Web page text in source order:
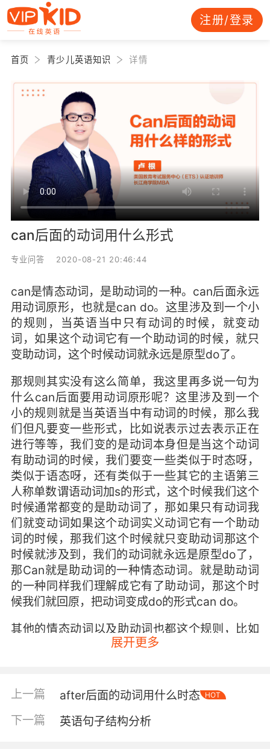
注册/登录
首页 青少儿英语知识 详情
can后面的动词用什么形式
专业问答 2020-08-21 20:46:44
can是情态动词，是助动词的一种。can后面永远
用动词原形，也就是can do。这里涉及到一个小
的规则，当英语当中只有动词的时候，就变动
词，如果这个动词它有一个助动词的时候，就只
变助动词，这个时候动词就永远是原型do了。
那规则其实没有这么简单，我这里再多说一句为
什么can后面要用动词原形呢？这里涉及到一个
小的规则就是当英语当中有动词的时候，那么我
们但凡要变一些形式，比如说表示过去表示正在
进行等等，我们变的是动词本身但是当这个动词
有助动词的时候，我们要变一些类似于时态呀，
类似于语态呀，还有类似于一些其它的主语第三
人称单数谓语动词加s的形式，这个时候我们这个
时候通常都变的是助动词了，那如果只有动词我
们就变动词如果这个动词实义动词它有一个助动
词的时候，那我们这个时候就只变助动词那这个
时候就涉及到，我们的动词就永远是原型do了，
那Can就是助动词的一种情态动词。就是助动词
的一种同样我们理解成它有了助动词，那这个时
候我们就回原，把动词变成do的形式can do。
其他的情态动词以及助动词也都这个规则，比如
说can do 、could do、may do 、might do、
这都是do动词原形，我在讲课的时候还经常用这
样一个小的比喻，那就是说、一个国家要征兵。
那这个时候每家每户要派一个男人去当兵那这个
展开更多
上一篇 after后面的动词用什么时态 HOT
下一篇 英语句子结构分析